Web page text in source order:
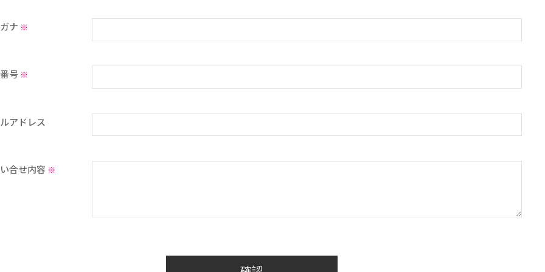
ナ ※
号 ※
アドレス
合せ内容 ※